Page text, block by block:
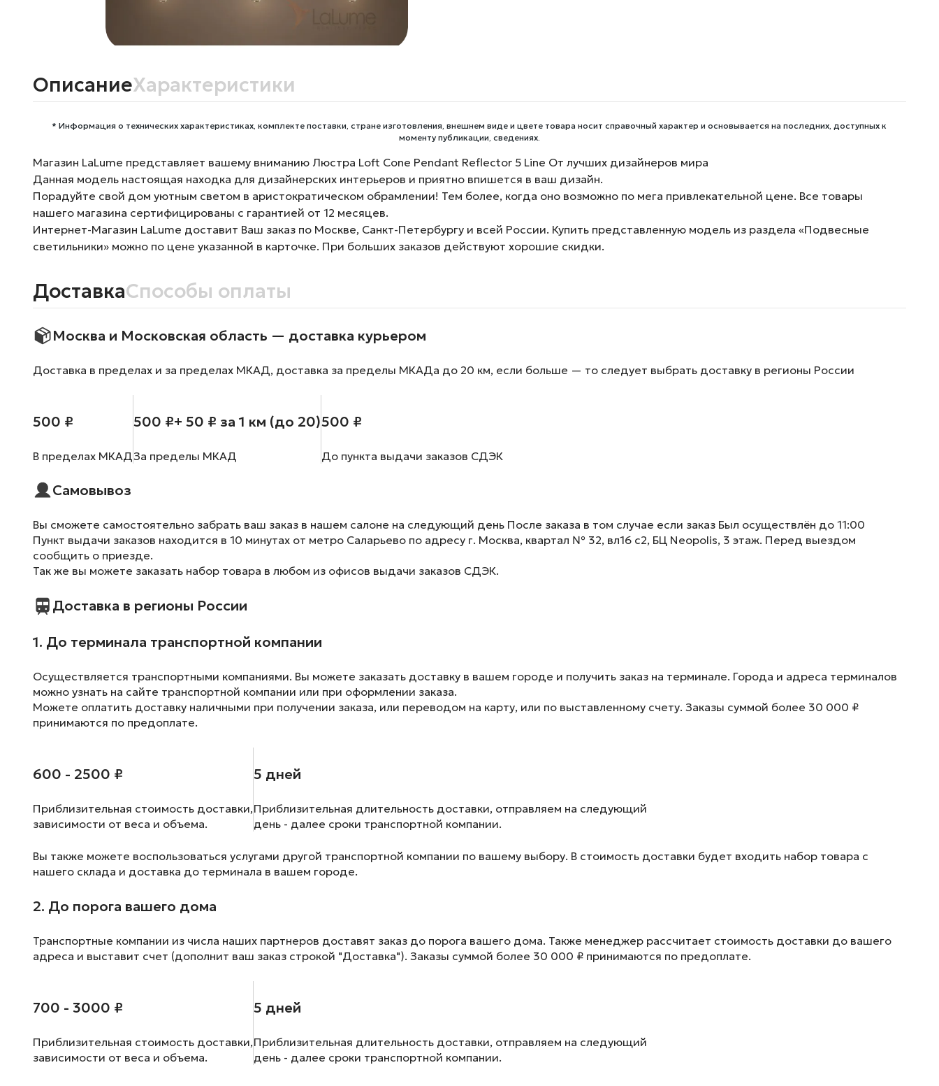
ОписаниеХарактеристики
* Информация о технических характеристиках, комплекте поставки, стране изготовления, внешнем виде и цвете товара носит справочный характер и основывается на последних, доступных к
моменту публикации, сведениях.
Магазин LaLume представляет вашему вниманию Люстра Loft Cone Pendant Reflector 5 Line От лучших дизайнеров мира
Данная модель настоящая находка для дизайнерских интерьеров и приятно впишется в ваш дизайн.
Порадуйте свой дом уютным светом в аристократическом обрамлении! Тем более, когда оно возможно по мега привлекательной цене. Все товары
нашего магазина сертифицированы с гарантией от 12 месяцев.
Интернет-Магазин LaLume доставит Ваш заказ по Москве, Санкт-Петербургу и всей России. Купить представленную модель из раздела «Подвесные
светильники» можно по цене указанной в карточке. При больших заказов действуют хорошие скидки.
ДоставкаСпособы оплаты
Москва и Московская область — доставка курьером
Доставка в пределах и за пределах МКАД, доставка за пределы МКАДа до 20 км, если больше — то следует выбрать доставку в регионы России
500 ₽
В пределах МКАД
500 ₽+ 50 ₽ за 1 км (до 20)
За пределы МКАД
500 ₽
До пункта выдачи заказов СДЭК
Самовывоз
Вы сможете самостоятельно забрать ваш заказ в нашем салоне на следующий день После заказа в том случае если заказ Был осуществлён до 11:00
Пункт выдачи заказов находится в 10 минутах от метро Саларьево по адресу г. Москва, квартал № 32, вл16 с2, БЦ Neopolis, 3 этаж. Перед выездом
сообщить о приезде.
Так же вы можете заказать набор товара в любом из офисов выдачи заказов СДЭК.
Доставка в регионы России
1. До терминала транспортной компании
Осуществляется транспортными компаниями. Вы можете заказать доставку в вашем городе и получить заказ на терминале. Города и адреса терминалов
можно узнать на сайте транспортной компании или при оформлении заказа.
Можете оплатить доставку наличными при получении заказа, или переводом на карту, или по выставленному счету. Заказы суммой более 30 000 ₽
принимаются по предоплате.
600 - 2500 ₽
Приблизительная стоимость доставки,
зависимости от веса и объема.
5 дней
Приблизительная длительность доставки, отправляем на следующий
день - далее сроки транспортной компании.
Вы также можете воспользоваться услугами другой транспортной компании по вашему выбору. В стоимость доставки будет входить набор товара с
нашего склада и доставка до терминала в вашем городе.
2. До порога вашего дома
Транспортные компании из числа наших партнеров доставят заказ до порога вашего дома. Также менеджер рассчитает стоимость доставки до вашего
адреса и выставит счет (дополнит ваш заказ строкой "Доставка"). Заказы суммой более 30 000 ₽ принимаются по предоплате.
700 - 3000 ₽
Приблизительная стоимость доставки,
зависимости от веса и объема.
5 дней
Приблизительная длительность доставки, отправляем на следующий
день - далее сроки транспортной компании.